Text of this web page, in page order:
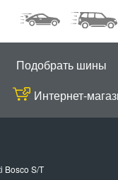
Подобрать шины
Интернет-
Bosco S/T